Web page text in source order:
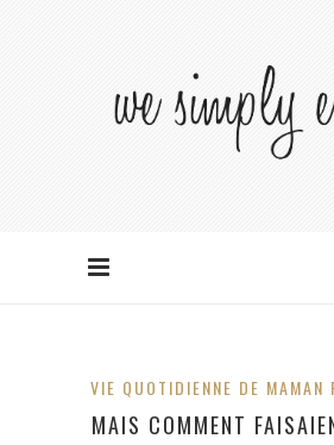
VIE QUOTIDIENNE DE MAMAN
MAIS COMMENT